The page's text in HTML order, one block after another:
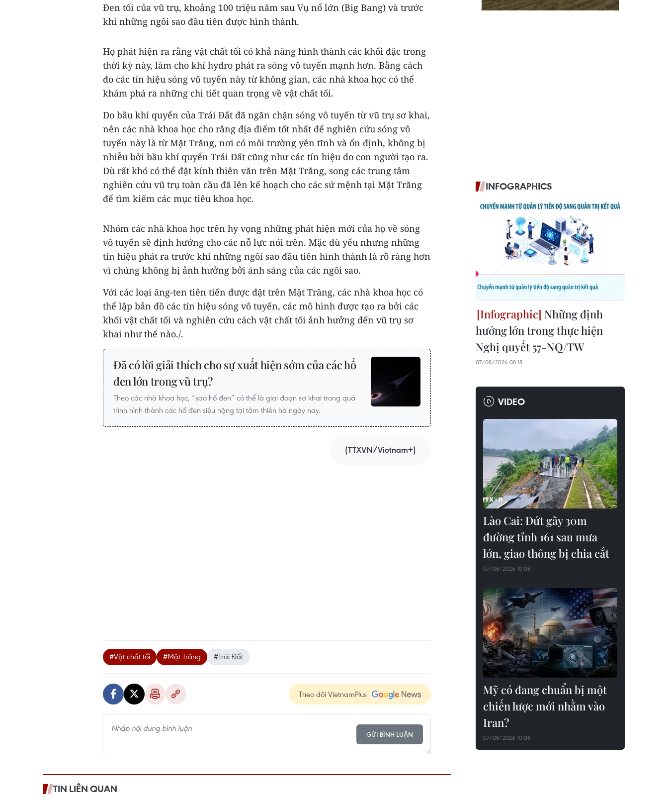
Đen tối của vũ trụ, khoảng 100 triệu năm sau Vụ nổ lớn (Big Bang) và trước
khi những ngôi sao đầu tiên được hình thành.
Họ phát hiện ra rằng vật chất tối có khả năng hình thành các khối đặc trong
thời kỳ này, làm cho khí hydro phát ra sóng vô tuyến mạnh hơn. Bằng cách
đo các tín hiệu sóng vô tuyến này từ không gian, các nhà khoa học có thể
khám phá ra những chi tiết quan trọng về vật chất tối.
Do bầu khí quyển của Trái Đất đã ngăn chặn sóng vô tuyến từ vũ trụ sơ khai,
nên các nhà khoa học cho rằng địa điểm tốt nhất để nghiên cứu sóng vô
tuyến này là từ Mặt Trăng, nơi có môi trường yên tĩnh và ổn định, không bị
nhiễu bởi bầu khí quyển Trái Đất cũng như các tín hiệu do con người tạo ra.
Dù rất khó có thể đặt kính thiên văn trên Mặt Trăng, song các trung tâm
nghiên cứu vũ trụ toàn cầu đã lên kế hoạch cho các sứ mệnh tại Mặt Trăng
để tìm kiếm các mục tiêu khoa học.
Nhóm các nhà khoa học trên hy vọng những phát hiện mới của họ về sóng
vô tuyến sẽ định hướng cho các nỗ lực nói trên. Mặc dù yếu nhưng những
tín hiệu phát ra trước khi những ngôi sao đầu tiên hình thành là rõ ràng hơn
vì chúng không bị ảnh hưởng bởi ánh sáng của các ngôi sao.
Với các loại ăng-ten tiên tiến được đặt trên Mặt Trăng, các nhà khoa học có
thể lập bản đồ các tín hiệu sóng vô tuyến, các mô hình được tạo ra bởi các
khối vật chất tối và nghiên cứu cách vật chất tối ảnh hưởng đến vũ trụ sơ
khai như thế nào./.
Đã có lời giải thích cho sự xuất hiện sớm của các hố
đen lớn trong vũ trụ?
Theo các nhà khoa học, “sao hố đen” có thể là giai đoạn sơ khai trong quá
trình hình thành các hố đen siêu nặng tại tâm thiên hà ngày nay.
(TTXVN/Vietnam+)
#Vật chất tối #Mặt Trăng #Trái Đất
Theo dõi VietnamPlus
GỬI BÌNH LUẬN
TIN LIÊN QUAN
INFOGRAPHICS
Những định
hướng lớn trong thực hiện
Nghị quyết 57-NQ/TW
07/08/2026 08:18
VIDEO
Lào Cai: Đứt gãy 30m
đường tỉnh 161 sau mưa
lớn, giao thông bị chia cắt
07/08/2026 10:08
Mỹ có đang chuẩn bị một
chiến lược mới nhằm vào
Iran?
07/08/2026 10:08